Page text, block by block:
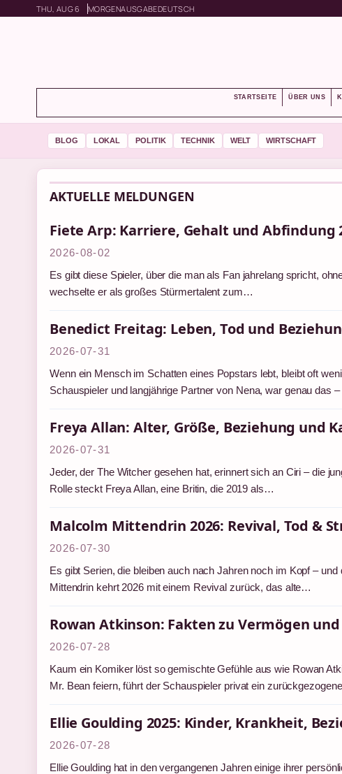
THU, AUG 6 MORGENAUSGABEDEUTSCH
STARTSEITE ÜBER UNS
BLOG LOKAL POLITIK TECHNIK WELT WIRTSCHAFT
AKTUELLE MELDUNGEN
Fiete Arp: Karriere, Gehalt und Abfindung
2026-08-02
Es gibt diese Spieler, über die man als Fan jahrelang spricht,
wechselte er als großes Stürmertalent zum…
Benedict Freitag: Leben, Tod und
2026-07-31
Wenn ein Mensch im Schatten eines Popstars lebt, bleibt oft
Schauspieler und langjährige Partner von Nena, war genau das
Freya Allan: Alter, Größe, Beziehung und
2026-07-31
Jeder, der The Witcher gesehen hat, erinnert sich an Ciri – die
Rolle steckt Freya Allan, eine Britin, die 2019 als…
Malcolm Mittendrin 2026: Revival, Tod &
2026-07-30
Es gibt Serien, die bleiben auch nach Jahren noch im Kopf –
Mittendrin kehrt 2026 mit einem Revival zurück, das alte…
Rowan Atkinson: Fakten zu Vermögen
2026-07-28
Kaum ein Komiker löst so gemischte Gefühle aus wie Rowan
Mr. Bean feiern, führt der Schauspieler privat ein
Ellie Goulding 2025: Kinder, Krankheit,
2026-07-28
Ellie Goulding hat in den vergangenen Jahren einige ihrer